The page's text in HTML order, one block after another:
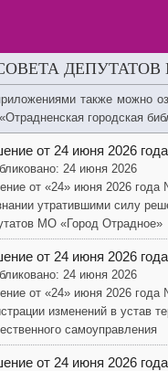
ДЕПУТАТОВ
также можно
городская
от 24 июня 2026
24 июня 2026
от «24» июня 2026
утратившими силу
МО «Город Отрадное»
от 24 июня 2026
24 июня 2026
от «24» июня 2026
изменений в устав
самоуправления
от 24 июня 2026